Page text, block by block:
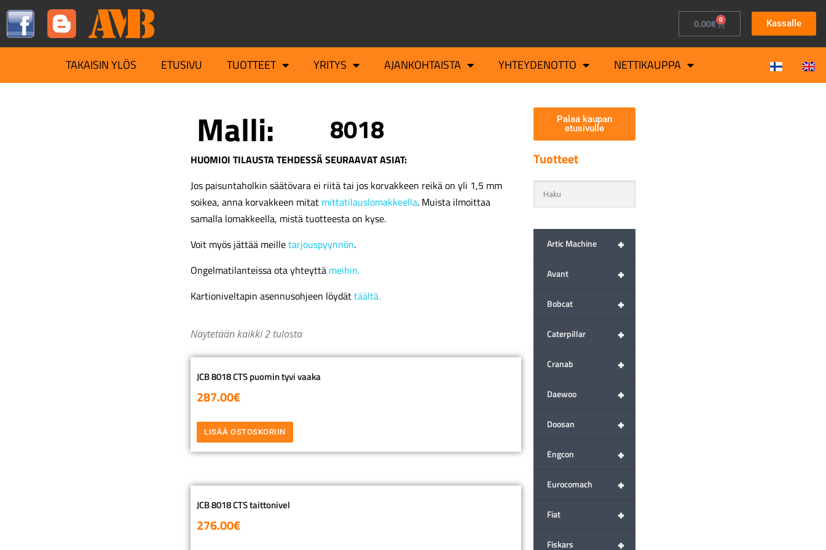
0.00€ 0 Kassalle
TAKAISIN YLÖS ETUSIVU TUOTTEET YRITYS AJANKOHTAISTA YHTEYDENOTTO NETTIKAUPPA
Malli: 8018
HUOMIOI TILAUSTA TEHDESSÄ SEURAAVAT ASIAT:
Jos paisuntaholkin säätövara ei riitä tai jos korvakkeen reikä on yli 1,5 mm
soikea, anna korvakkeen mitat mittatilauslomakkeella. Muista ilmoittaa
samalla lomakkeella, mistä tuotteesta on kyse.
Voit myös jättää meilletarjouspyynnön.
Ongelmatilanteissa ota yhteyttä meihin.
Kartioniveltapin asennusohjeen löydättäältä.
Näytetään kaikki 2 tulosta
JCB 8018 CTS puomin tyvi vaaka
287.00€
LISÄÄ OSTOSKORIIN
JCB 8018 CTS taittonivel
276.00€
Palaa kaupan
etusivulle
Tuotteet
+
Artic Machine
+
Avant
+
Bobcat
+
Caterpillar
+
Cranab
+
Daewoo
+
Doosan
+
Engcon
+
Eurocomach
+
Fiat
+
Fiskars